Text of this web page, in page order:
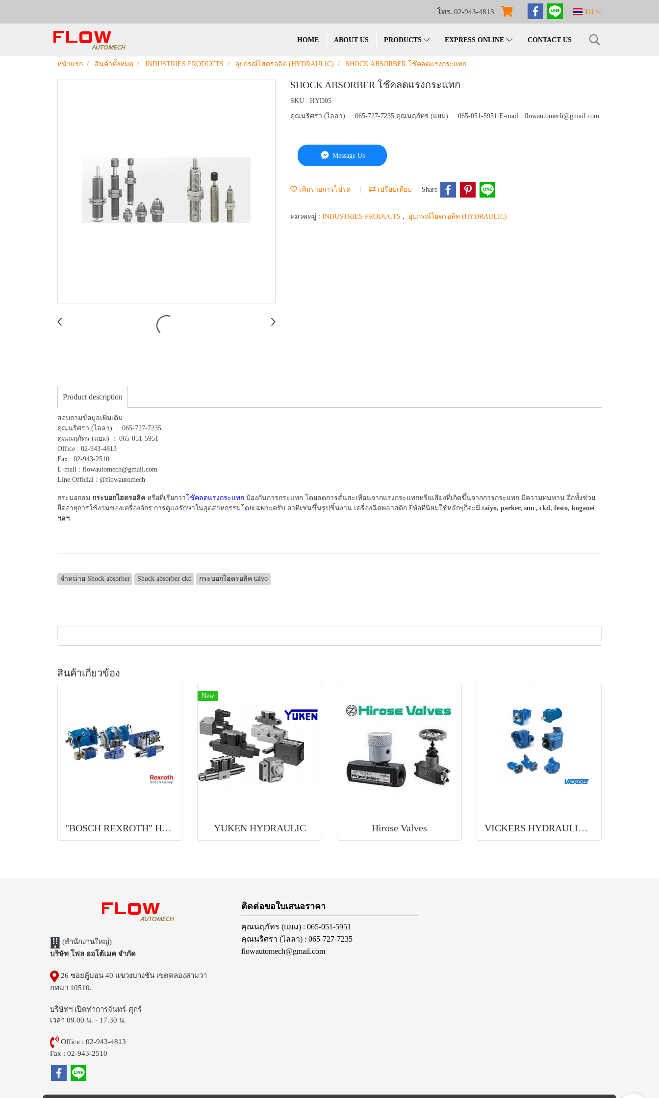
โทร. 02-943-4813 TH
HOME ABOUT US PRODUCTS EXPRESS ONLINE CONTACT US
หน้าแรก สินค้าทั้งหมด INDUSTRIES PRODUCTS อุปกรณ์ไฮดรอลิค (HYDRAULIC) SHOCK ABSORBER โช๊คลดแรงกระแทก
SHOCK ABSORBER โช๊คลดแรงกระแทก
SKU : HYD05
คุณนริศรา (ไลลา) : 065-727-7235 คุณนฤภัทร (แยม) : 065-051-5951 E-mail . flowautomech@gmail.com
Message Us
เพิ่มรายการโปรด เปรียบเทียบ Share
หมวดหมู่ : INDUSTRIES PRODUCTS อุปกรณ์ไฮดรอลิค (HYDRAULIC)
Product description
สอบถามข้อมูลเพิ่มเติม
คุณนริศรา (ไลลา) : 065-727-7235
คุณนฤภัทร (แยม) : 065-051-5951
Office : 02-943-4813
Fax : 02-943-2510
E-mail : flowautomech@gmail.com
Line Official : @flowautomech
กระบอกลม กระบอกไฮดรอลิค หรือที่เรียกว่า โช๊คลดแรงกระแทก ป้องกันการกระแทก โดยลดการสั่นสะเทือนจากแรงกระแทกหรืแเสียงที่เกิดขึ้นจากการกระแทก มีความทนทาน อีกทั้งช่วย
ยึดอายุการใช้งานของเครื่องจักร การดูแลรักษาในอุตสาหกรรมโดยเฉพาะครับ อาทิเช่นขึ้นรูปชิ้นงาน เครื่องฉีดพลาสติก ยี่ห้อที่นิยมใช้หลักๆก็จะมี taiyo, parker, smc, ckd, festo, koganei
ฯลฯ
จำหน่าย Shock absorber Shock absorber ckd กระบอกไฮดรอลิค taiyo
สินค้าเกี่ยวข้อง
"BOSCH REXROTH" HYDRAULIC
New
YUKEN HYDRAULIC Hirose Valves VICKERS HYDRAULIC (EATON)
(สำนักงานใหญ่)
บริษัท โฟล ออโต้เมค จำกัด
26 ซอยคู้บอน 40 แขวงบางชัน เขตคลองสามวา
กทมฯ 10510.
บริษัทฯ เปิดทำการจันทร์-ศุกร์
เวลา 09.00 น. - 17.30 น.
Office : 02-943-4813
Fax : 02-943-2510
ติดต่อขอใบเสนอราคา
คุณนฤภัทร (แยม) : 065-051-5951
คุณนริศรา (ไลลา) : 065-727-7235
flowautomech@gmail.com